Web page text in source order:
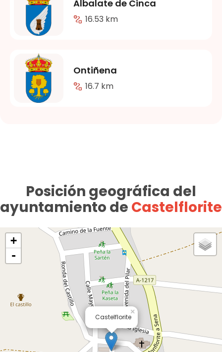
Albalate de Cinca
16.53 km
Ontiñena
16.7 km
Posición geográfica del
ayuntamiento de Castelflorite
×
Castelflorite
+
-